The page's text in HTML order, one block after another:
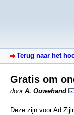
Terug naar het
Gratis om
door A. Ouwehand
Deze zijn voor Ad